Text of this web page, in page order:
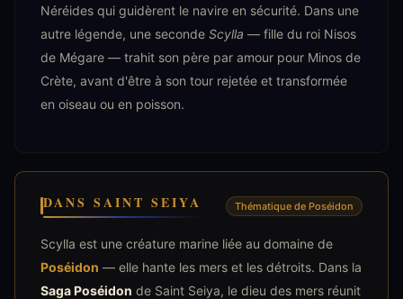
Néréides qui guidèrent le navire en sécurité. Dans une
autre légende, une seconde Scylla — fille du roi Nisos
de Mégare — trahit son père par amour pour Minos de
Crète, avant d'être à son tour rejetée et transformée
en oiseau ou en poisson.
DANS SAINT SEIYA Thématique de Poséidon
Scylla est une créature marine liée au domaine de
Poséidon — elle hante les mers et les détroits. Dans la
Saga Poséidon de Saint Seiya, le dieu des mers réunit